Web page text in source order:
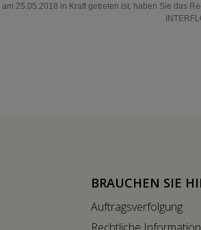
am 25.05.2018 in Kraft getreten ist, haben Sie das
BRAUCHEN SIE
Auftragsverfolgung